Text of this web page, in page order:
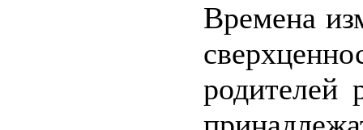
Времена
родителей